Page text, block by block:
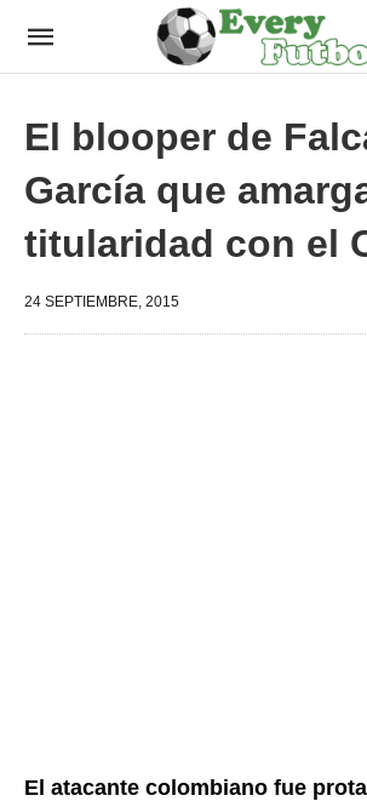
El blooper de
García que
titularidad con el
24 SEPTIEMBRE, 2015
El atacante colombiano fue